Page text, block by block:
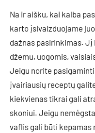
Na ir aišku, kai kalba
karto įsivaizduojame
dažnas pasirinkimas. Jį
džemu, uogomis,
Jeigu norite
įvairiausių receptų
kiekvienas tikrai gali
skoniui. Jeigu
vaflis gali būti kepamas